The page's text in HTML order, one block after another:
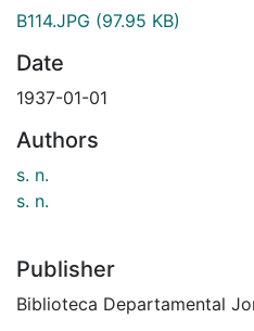
B114.JPG (97.95 KB)
Date
1937-01-01
Authors
s. n.
s. n.
Publisher
Biblioteca Departamental